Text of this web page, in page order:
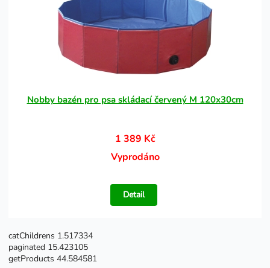
Nobby bazén pro psa skládací červený M 120x30cm
1 389 Kč
Vyprodáno
Detail
catChildrens 1.517334
paginated 15.423105
getProducts 44.584581